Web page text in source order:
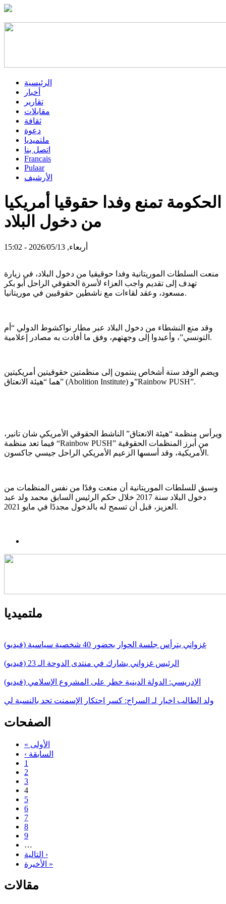
الرئيسية
أخبار
تقارير
مقابلات
ثقافة
دعوة
ملتميديا
اتصل بنا
Francais
Pulaar
الأرشيف
الحكومة تمنع وفدا حقوقيا أمريكيا
من دخول البلاد
أربعاء, 2026/05/13 - 15:02
منعت السلطات الموريتانية وفدا حوقيقيا من دخول البلاد، في زيارة
تهدف إلى تقديم واجب العزاء لأسرة الحقوقي الراحل أبو بكر
مسعود، وعقد لقاءات مع ناشطين حقوقيين في موريتانيا.
وقد منع النشطاء من دخول البلاد عبر مطار نواكشوط الدولي “أم
التونسي”، وأعيدوا إلى وجهتهم، وفق ما أفادت به مصادر إعلامية.
ويضم الوفد ستة أشخاص ينتمون إلى منظمتين حقوقيتين أمريكيتين
هما “هيئة الانعتاق” (Abolition Institute) و”Rainbow PUSH”.
ويرأس منظمة “هيئة الانعتاق” الناشط الحقوقي الأمريكي شان تانير،
فيما تعد منظمة “Rainbow PUSH” من أبرز المنظمات الحقوقية
الأمريكية، وقد أسسها الزعيم الأمريكي الراحل جيسي جاكسون.
وسبق للسلطات الموريتانية أن منعت وفدًا من نفس المنظمات من
دخول البلاد سنة 2017 خلال حكم الرئيس السابق محمد ولد عبد
العزيز، قبل أن تسمح له بالدخول مجددًا في مايو 2021.
ملتميديا
غزواني يترأس جلسة الحوار بحضور 40 شخصية سياسية (فيديو)
الرئيس غزواني يشارك في منتدى الدوحة الـ 23 (فيديو)
الإدريسي: الدولة الدينية خطر على المشروع الإسلامي (فيديو)
ولد الطالب اخيار لـ السراج: كسر احتكار الإسمنت تحد بالنسبة لي
الصفحات
« الأولى
‹ السابقة
1
2
3
4
5
6
7
8
9
…
التالية ›
الأخيرة »
مقالات